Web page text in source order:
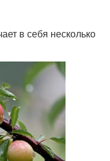
в себя несколько